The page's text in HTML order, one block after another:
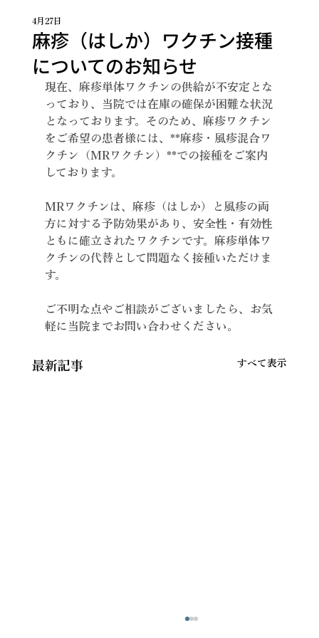
麻疹（はしか）ワクチン接種
についてのお知らせ
4月27日
現在、麻疹単体ワクチンの供給が不安定とな
っており、当院では在庫の確保が困難な状況
となっております。そのため、麻疹ワクチン
をご希望の患者様には、**麻疹・風疹混合ワ
クチン（MRワクチン）**での接種をご案内
しております。
MRワクチンは、麻疹（はしか）と風疹の両
方に対する予防効果があり、安全性・有効性
ともに確立されたワクチンです。麻疹単体ワ
クチンの代替として問題なく接種いただけま
す。
ご不明な点やご相談がございましたら、お気
軽に当院までお問い合わせください。
最新記事 すべて表示